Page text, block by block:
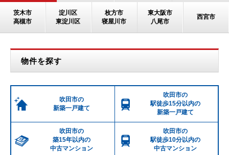
茨木市
高槻市
淀川区
東淀川区
枚方市
寝屋川市
東大阪市
八尾市
西宮市
物件を探す
吹田市の
新築一戸建て
吹田市の
駅徒歩15分以内の
新築一戸建て
吹田市の
築15年以内の
中古マンション
吹田市の
駅徒歩10分以内の
中古マンション